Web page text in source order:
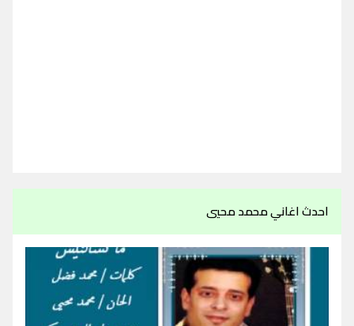
احدث اغاني محمد محيي